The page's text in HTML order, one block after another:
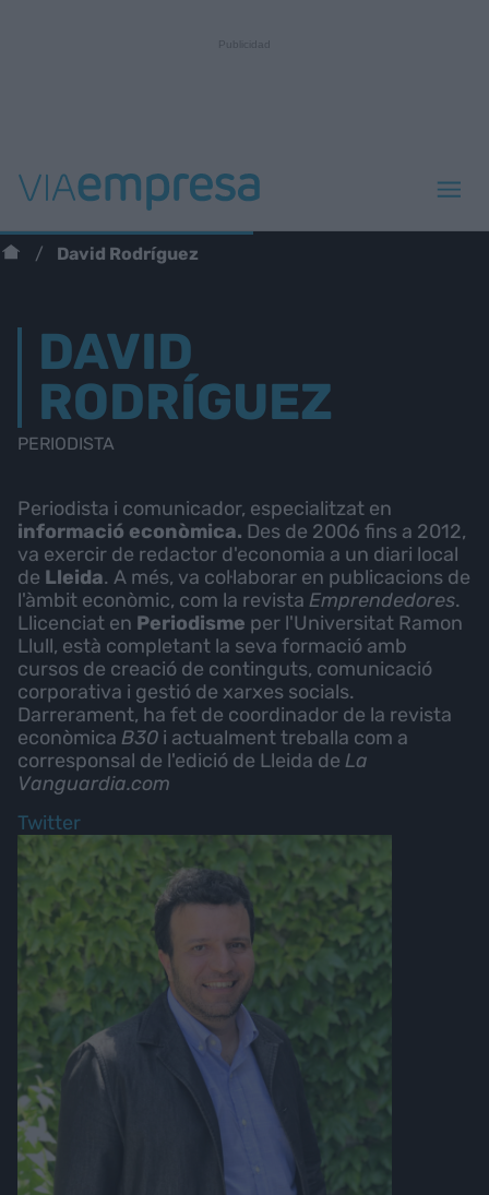
David Rodríguez
DAVID
RODRÍGUEZ
PERIODISTA
Periodista i comunicador, especialitzat en
informació econòmica. Des de 2006 fins a 2012,
va exercir de redactor d'economia a un diari local
de Lleida. A més, va col·laborar en publicacions de
l'àmbit econòmic, com la revista Emprendedores.
Llicenciat en Periodisme per l'Universitat Ramon
Llull, està completant la seva formació amb
cursos de creació de continguts, comunicació
corporativa i gestió de xarxes socials.
Darrerament, ha fet de coordinador de la revista
econòmica B30 i actualment treballa com a
corresponsal de l'edició de Lleida de La
Vanguardia.com
Twitter